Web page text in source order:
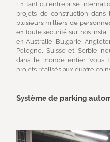
En tant qu'entreprise
projets de construction dans
plusieurs milliers de
en toute sécurité sur nos
en Australie, Bulgarie,
Pologne, Suisse et Serbie
dans le monde entier. Vous
projets réalisés aux quatre
Système de parking